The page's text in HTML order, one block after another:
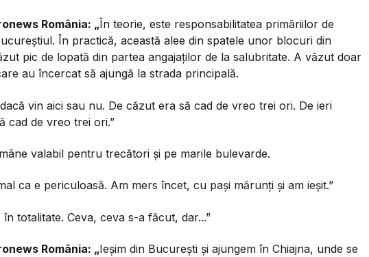
România: „În teorie, este responsabilitatea primăriilor de
În practică, această alee din spatele unor blocuri din
pic de lopată din partea angajaților de la salubritate. A văzut doar
au încercat să ajungă la strada principală.
vin aici sau nu. De căzut era să cad de vreo trei ori. De ieri
cad de vreo trei ori.”
valabil pentru trecători și pe marile bulevarde.
ca e periculoasă. Am mers încet, cu pași mărunți și am ieșit.”
totalitate. Ceva, ceva s-a făcut, dar...”
România: „Ieșim din București și ajungem în Chiajna, unde se